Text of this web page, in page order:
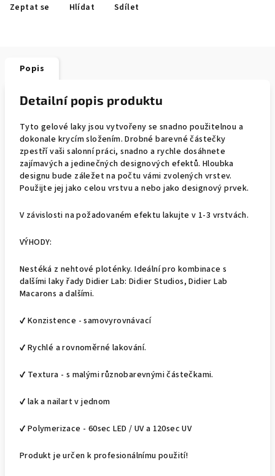
Zeptat se Hlídat Sdílet
Popis
Detailní popis produktu
Tyto gelové laky jsou vytvořeny se snadno použitelnou a
dokonale krycím složením. Drobné barevné částečky
zpestří vaši salonní práci, snadno a rychle dosáhnete
zajímavých a jedinečných designových efektů. Hloubka
designu bude záležet na počtu vámi zvolených vrstev.
Použijte jej jako celou vrstvu a nebo jako designový prvek.
V závislosti na požadovaném efektu lakujte v 1-3 vrstvách.
VÝHODY:
Nestéká z nehtové ploténky. Ideální pro kombinace s
dalšími laky řady Didier Lab: Didier Studios, Didier Lab
Macarons a dalšími.
✔ Konzistence - samovyrovnávací
✔ Rychlé a rovnoměrné lakování.
✔ Textura - s malými různobarevnými částečkami.
✔ lak a nailart v jednom
✔ Polymerizace - 60sec LED / UV a 120sec UV
Produkt je určen k profesionálnímu použití!